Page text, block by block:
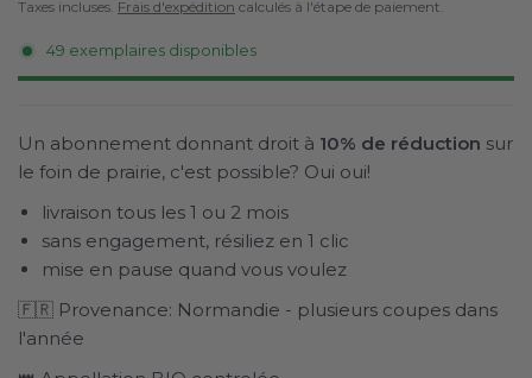
Taxes incluses. Frais d'expédition calculés à l'étape de paiement.
49 exemplaires disponibles
Un abonnement donnant droit à 10% de réduction sur
le foin de prairie, c'est possible? Oui oui!
livraison tous les 1 ou 2 mois
sans engagement, résiliez en 1 clic
mise en pause quand vous voulez
🇫🇷 Provenance: Normandie - plusieurs coupes dans
l'année